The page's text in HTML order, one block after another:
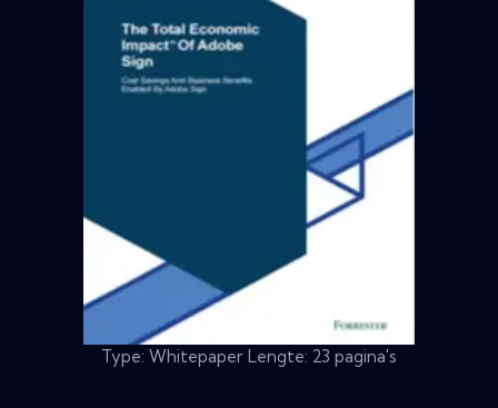
Type: Whitepaper Lengte: 23 pagina's